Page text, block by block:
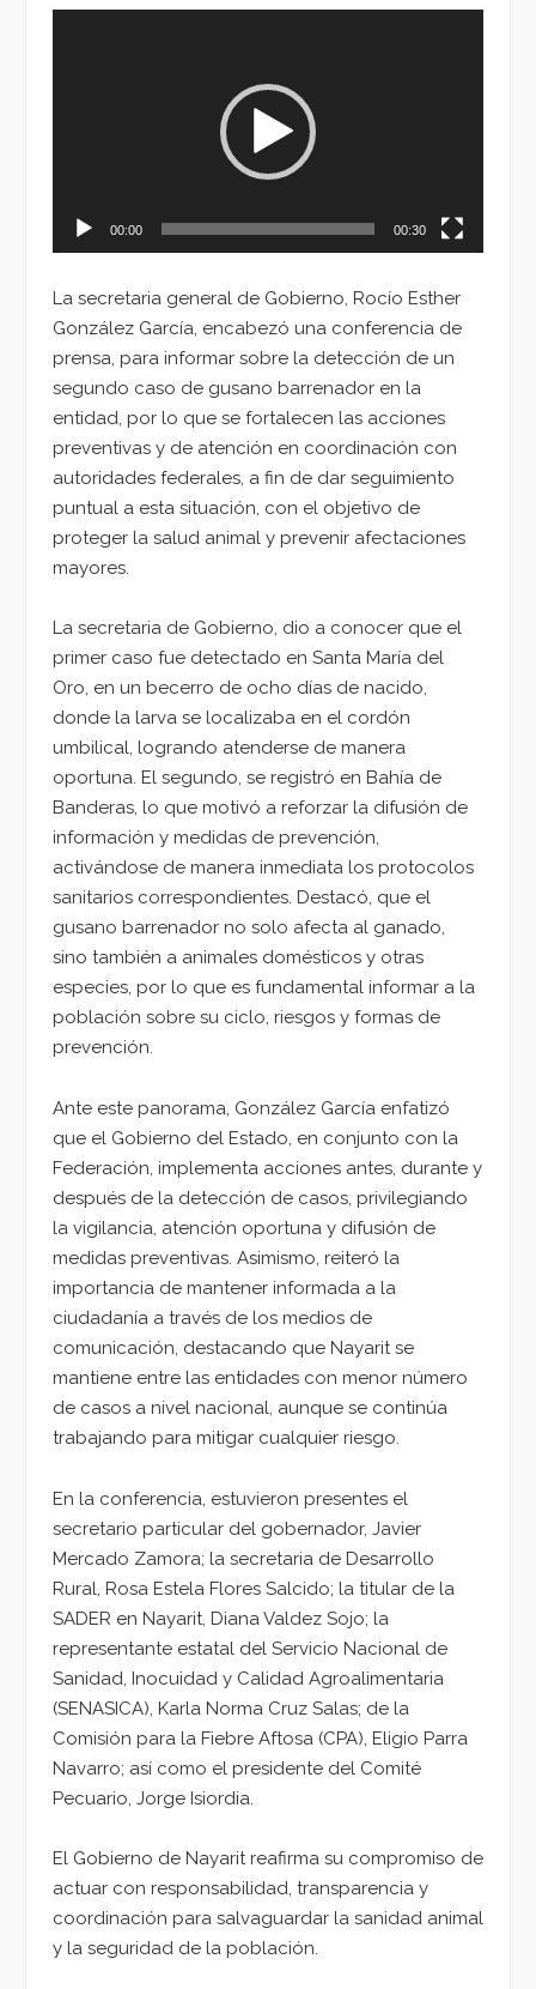
00:00 00:30
La secretaria general de Gobierno, Rocío Esther
González García, encabezó una conferencia de
prensa, para informar sobre la detección de un
segundo caso de gusano barrenador en la
entidad, por lo que se fortalecen las acciones
preventivas y de atención en coordinación con
autoridades federales, a fin de dar seguimiento
puntual a esta situación, con el objetivo de
proteger la salud animal y prevenir afectaciones
mayores.
La secretaria de Gobierno, dio a conocer que el
primer caso fue detectado en Santa María del
Oro, en un becerro de ocho días de nacido,
donde la larva se localizaba en el cordón
umbilical, logrando atenderse de manera
oportuna. El segundo, se registró en Bahía de
Banderas, lo que motivó a reforzar la difusión de
información y medidas de prevención,
activándose de manera inmediata los protocolos
sanitarios correspondientes. Destacó, que el
gusano barrenador no solo afecta al ganado,
sino también a animales domésticos y otras
especies, por lo que es fundamental informar a la
población sobre su ciclo, riesgos y formas de
prevención.
Ante este panorama, González García enfatizó
que el Gobierno del Estado, en conjunto con la
Federación, implementa acciones antes, durante y
después de la detección de casos, privilegiando
la vigilancia, atención oportuna y difusión de
medidas preventivas. Asimismo, reiteró la
importancia de mantener informada a la
ciudadanía a través de los medios de
comunicación, destacando que Nayarit se
mantiene entre las entidades con menor número
de casos a nivel nacional, aunque se continúa
trabajando para mitigar cualquier riesgo.
En la conferencia, estuvieron presentes el
secretario particular del gobernador, Javier
Mercado Zamora; la secretaria de Desarrollo
Rural, Rosa Estela Flores Salcido; la titular de la
SADER en Nayarit, Diana Valdez Sojo; la
representante estatal del Servicio Nacional de
Sanidad, Inocuidad y Calidad Agroalimentaria
(SENASICA), Karla Norma Cruz Salas; de la
Comisión para la Fiebre Aftosa (CPA), Eligio Parra
Navarro; así como el presidente del Comité
Pecuario, Jorge Isiordia.
El Gobierno de Nayarit reafirma su compromiso de
actuar con responsabilidad, transparencia y
coordinación para salvaguardar la sanidad animal
y la seguridad de la población.